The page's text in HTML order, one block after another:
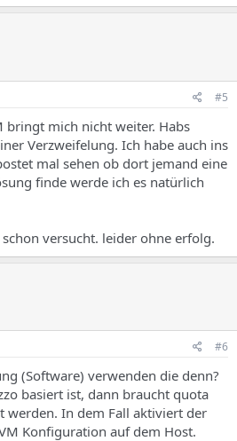
#5
bringt mich nicht weiter. Habs
Verzweifelung. Ich habe auch ins
mal sehen ob dort jemand eine
finde werde ich es natürlich
versucht. leider ohne erfolg.
#6
(Software) verwenden die denn?
basiert ist, dann braucht quota
werden. In dem Fall aktiviert der
Konfiguration auf dem Host.